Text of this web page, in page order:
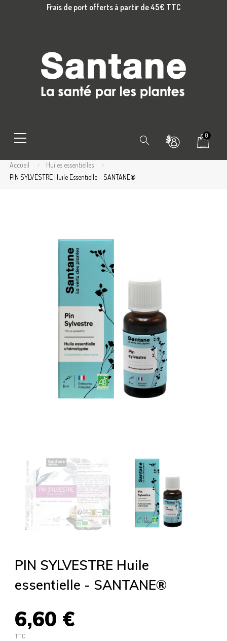
Frais de port offerts à partir de 45€ TTC
Chercher 0
Accueil
Huiles essentielles
PIN SYLVESTRE Huile Essentielle - SANTANE®
PIN SYLVESTRE Huile
essentielle - SANTANE®
6,60 €
TTC